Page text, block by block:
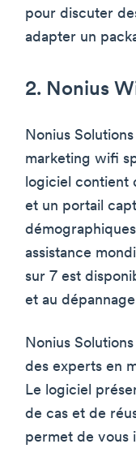
pour discuter
adapter un
2. Nonius
Nonius
marketing wifi
logiciel contient
et un portail
assistance
sur 7 est
et au
Nonius
des experts en
Le logiciel
de cas et de
permet de vous